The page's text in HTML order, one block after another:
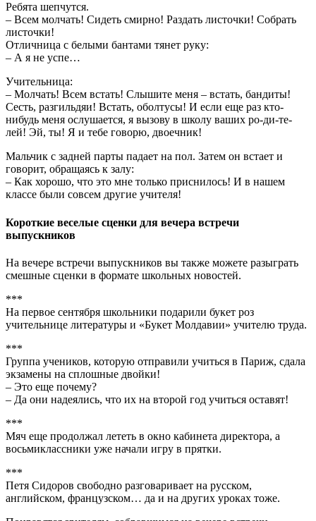
Ребята шепчутся.
– Всем молчать! Сидеть смирно! Раздать листочки! Собрать
листочки!
Отличница с белыми бантами тянет руку:
– А я не успе…
Учительница:
– Молчать! Всем встать! Слышите меня – встать, бандиты!
Сесть, разгильдяи! Встать, оболтусы! И если еще раз кто-
нибудь меня ослушается, я вызову в школу ваших ро-ди-те-
лей! Эй, ты! Я и тебе говорю, двоечник!
Мальчик с задней парты падает на пол. Затем он встает и
говорит, обращаясь к залу:
– Как хорошо, что это мне только приснилось! И в нашем
классе были совсем другие учителя!
Короткие веселые сценки для вечера встречи
выпускников
На вечере встречи выпускников вы также можете разыграть
смешные сценки в формате школьных новостей.
***
На первое сентября школьники подарили букет роз
учительнице литературы и «Букет Молдавии» учителю труда.
***
Группа учеников, которую отправили учиться в Париж, сдала
экзамены на сплошные двойки!
– Это еще почему?
– Да они надеялись, что их на второй год учиться оставят!
***
Мяч еще продолжал лететь в окно кабинета директора, а
восьмиклассники уже начали игру в прятки.
***
Петя Сидоров свободно разговаривает на русском,
английском, французском… да и на других уроках тоже.